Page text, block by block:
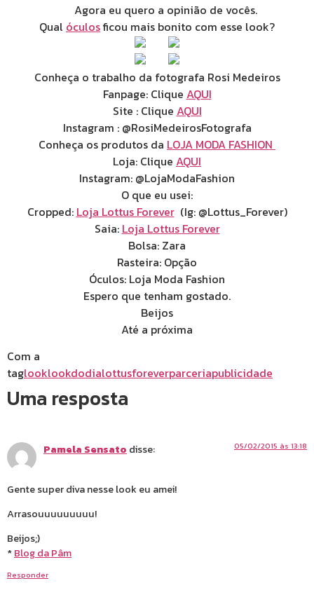
Agora eu quero a opinião de vocês.
Qual óculosficou mais bonito com esse look?
Conheça o trabalho da fotografa Rosi Medeiros
Fanpage: Clique AQUI
Site : Clique AQUI
Instagram : @RosiMedeirosFotografa
Conheça os produtos da LOJA MODA FASHION
Loja: Clique AQUI
Instagram: @LojaModaFashion
O que eu usei:
Cropped: Loja Lottus Forever(Ig: @Lottus_Forever)
Saia: Loja Lottus Forever
Bolsa: Zara
Rasteira: Opção
Óculos: Loja Moda Fashion
Espero que tenham gostado.
Beijos
Até a próxima
Com a
taglooklookdodialottusforeverparceriapublicidade
Uma resposta
Pamela Sensato disse: 05/02/2015 às 13:18
Gente super diva nesse look eu amei!
Arrasouuuuuuuuu!
Beijos;)
*Blog da Pâm
Responder